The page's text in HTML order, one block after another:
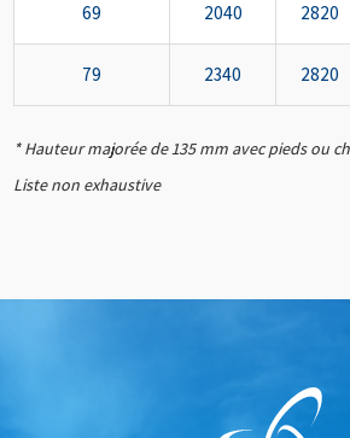
69 2040 2820
79 2340 2820
* Hauteur majorée de 135 mm avec pieds ou
Liste non exhaustive